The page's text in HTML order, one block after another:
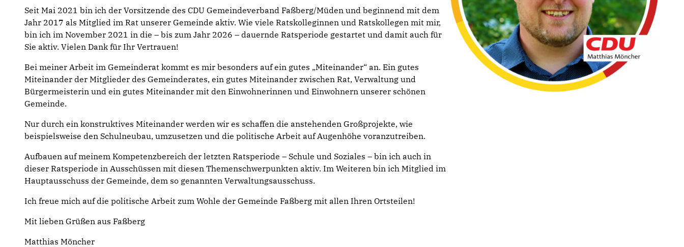
Seit Mai 2021 bin ich der Vorsitzende des CDU Gemeindeverband Faßberg/Müden und beginnend mit dem
Jahr 2017 als Mitglied im Rat unserer Gemeinde aktiv. Wie viele Ratskolleginnen und Ratskollegen mit mir,
bin ich im November 2021 in die – bis zum Jahr 2026 – dauernde Ratsperiode gestartet und damit auch für
Sie aktiv. Vielen Dank für Ihr Vertrauen!
Bei meiner Arbeit im Gemeinderat kommt es mir besonders auf ein gutes „Miteinander“ an. Ein gutes
Miteinander der Mitglieder des Gemeinderates, ein gutes Miteinander zwischen Rat, Verwaltung und
Bürgermeisterin und ein gutes Miteinander mit den Einwohnerinnen und Einwohnern unserer schönen
Gemeinde.
Nur durch ein konstruktives Miteinander werden wir es schaffen die anstehenden Großprojekte, wie
beispielsweise den Schulneubau, umzusetzen und die politische Arbeit auf Augenhöhe voranzutreiben.
Aufbauen auf meinem Kompetenzbereich der letzten Ratsperiode – Schule und Soziales – bin ich auch in
dieser Ratsperiode in Ausschüssen mit diesen Themenschwerpunkten aktiv. Im Weiteren bin ich Mitglied im
Hauptausschuss der Gemeinde, dem so genannten Verwaltungsausschuss.
Ich freue mich auf die politische Arbeit zum Wohle der Gemeinde Faßberg mit allen Ihren Ortsteilen!
Mit lieben Grüßen aus Faßberg
Matthias Möncher